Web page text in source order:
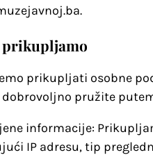
prikupljati osobne
pružite
informacije:
IP adresu, tip